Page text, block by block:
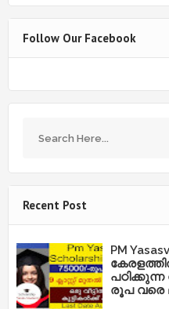
Follow Our Facebook
Recent Post
PM
പഠിക്കുന്ന
രൂപ വരെ